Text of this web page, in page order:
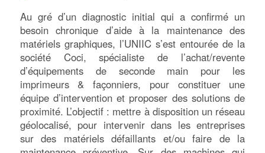
Au gré d’un diagnostic initial qui a confirmé un
besoin chronique d’aide à la maintenance des
matériels graphiques, l’UNIIC s’est entourée de la
société Coci, spécialiste de l’achat/revente
d’équipements de seconde main pour les
imprimeurs & façonniers, pour constituer une
équipe d’intervention et proposer des solutions de
proximité. L’objectif : mettre à disposition un réseau
géolocalisé, pour intervenir dans les entreprises
sur des matériels défaillants et/ou faire de la